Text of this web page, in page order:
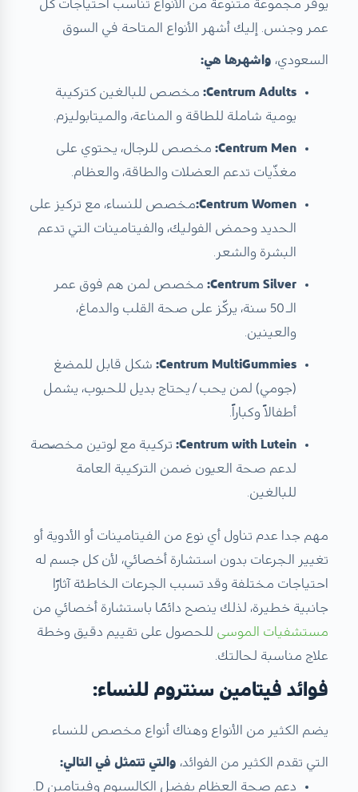
يوفر مجموعة متنوعة من الأنواع تناسب احتياجات كل
عمر وجنس. إليك أشهر الأنواع المتاحة في السوق
السعودي، واشهرها هي:
Centrum Adults: مخصص للبالغين كتركيبة
يومية شاملة للطاقة و المناعة، والميتابوليزم.
Centrum Men: مخصص للرجال، يحتوي على
مغذّيات تدعم العضلات والطاقة، والعظام.
Centrum Women: مخصص للنساء، مع تركيز على
الحديد وحمض الفوليك، والفيتامينات التي تدعم
البشرة والشعر.
Centrum Silver: مخصص لمن هم فوق عمر
الـ 50 سنة، يركّز على صحة القلب والدماغ،
والعينين.
Centrum MultiGummies: شكل قابل للمضغ
(جومي) لمن يحب / يحتاج بديل للحبوب، يشمل
أطفالاً وكباراً.
Centrum with Lutein: تركيبة مع لوتين مخصّصة
لدعم صحة العيون ضمن التركيبة العامة
للبالغين.
مهم جدا عدم تناول أي نوع من الفيتامينات أو الأدوية أو
تغيير الجرعات بدون استشارة أخصائي، لأن كل جسم له
احتياجات مختلفة وقد تسبب الجرعات الخاطئة آثارًا
جانبية خطيرة، لذلك ينصح دائمًا باستشارة أخصائي من
مستشفيات الموسى للحصول على تقييم دقيق وخطة
علاج مناسبة لحالتك.
فوائد فيتامين سنتروم للنساء:
يضم الكثير من الأنواع وهناك أنواع مخصص للنساء
التي تقدم الكثير من الفوائد، والتي تتمثل في التالي:
دعم صحة العظام بفضل الكالسيوم وفيتامين D.